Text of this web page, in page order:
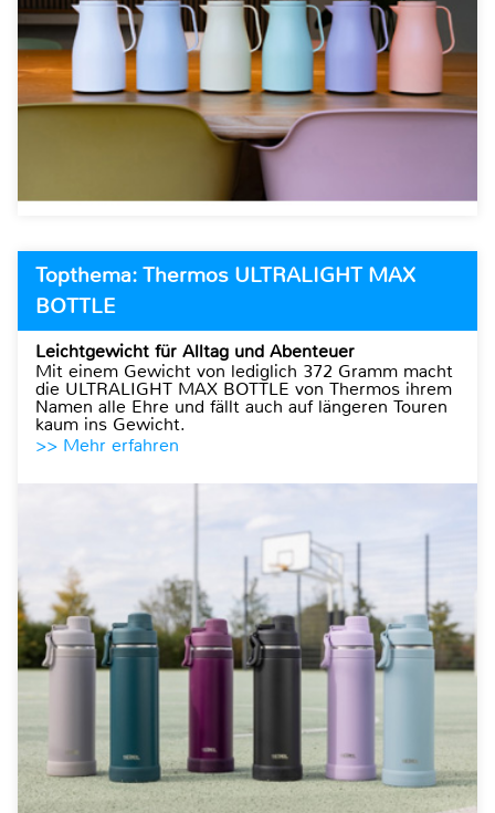
Topthema: Thermos ULTRALIGHT MAX
BOTTLE
Leichtgewicht für Alltag und Abenteuer
Mit einem Gewicht von lediglich 372 Gramm macht
die ULTRALIGHT MAX BOTTLE von Thermos ihrem
Namen alle Ehre und fällt auch auf längeren Touren
kaum ins Gewicht.
>> Mehr erfahren